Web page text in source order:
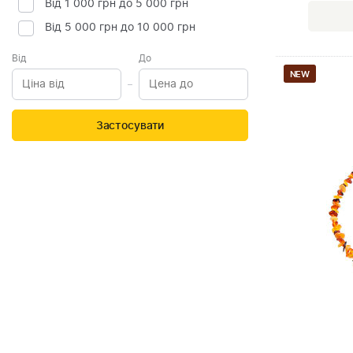
Від 1 000 грн до 5 000 грн
Від 5 000 грн до 10 000 грн
Від До
Застосувати
NEW